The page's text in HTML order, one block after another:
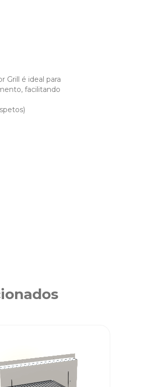
Grill é ideal para
facilitando